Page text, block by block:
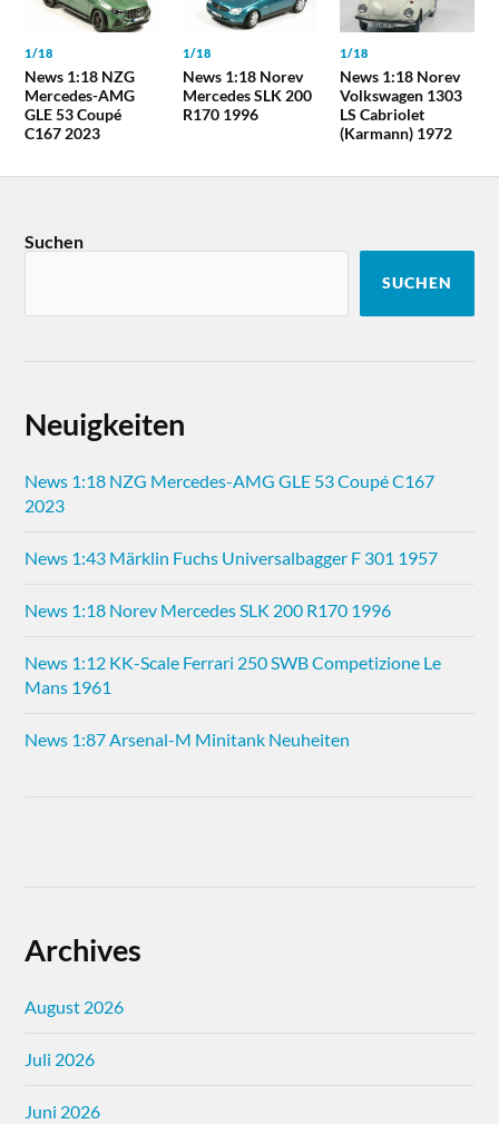
1/18
News 1:18 NZG
Mercedes-AMG
GLE 53 Coupé
C167 2023
1/18
News 1:18 Norev
Mercedes SLK 200
R170 1996
1/18
News 1:18 Norev
Volkswagen 1303
LS Cabriolet
(Karmann) 1972
Suchen
SUCHEN
Neuigkeiten
News 1:18 NZG Mercedes-AMG GLE 53 Coupé C167
2023
News 1:43 Märklin Fuchs Universalbagger F 301 1957
News 1:18 Norev Mercedes SLK 200 R170 1996
News 1:12 KK-Scale Ferrari 250 SWB Competizione Le
Mans 1961
News 1:87 Arsenal-M Minitank Neuheiten
Archives
August 2026
Juli 2026
Juni 2026